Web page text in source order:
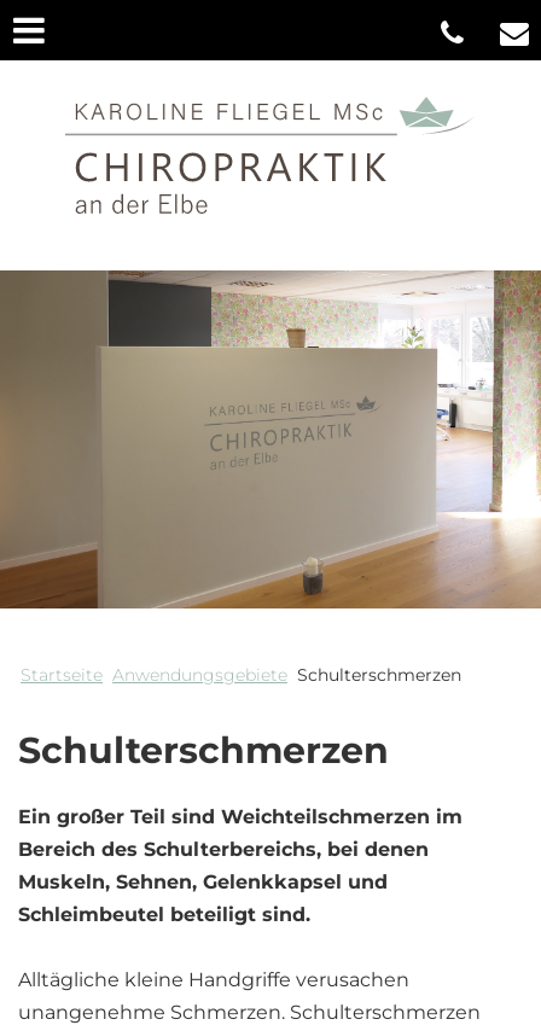
Startseite Anwendungsgebiete Schulterschmerzen
Schulterschmerzen
Ein großer Teil sind Weichteilschmerzen im
Bereich des Schulterbereichs, bei denen
Muskeln, Sehnen, Gelenkkapsel und
Schleimbeutel beteiligt sind.
Alltägliche kleine Handgriffe verusachen
unangenehme Schmerzen. Schulterschmerzen